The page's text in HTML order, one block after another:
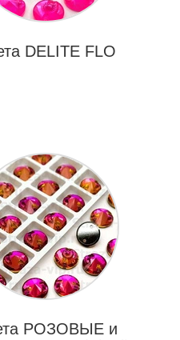
DELITE FLO
РОЗОВЫЕ и